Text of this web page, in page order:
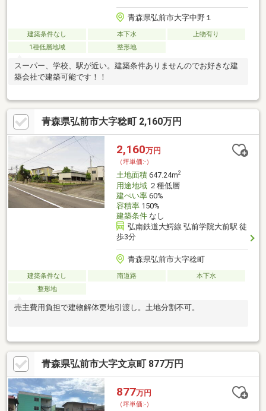
青森県弘前市大字中野１
建築条件なし 本下水
上物有り
1種低層地域
整形地
スーパー、学校、駅が近い。建築条件ありませんのでお好きな建
築会社で建築可能です！！
青森県弘前市大字稔町 2,160万円
2,160万円
（坪単価:-）
土地面積647.24m2
用途地域２種低層
建ぺい率60%
容積率150%
建築条件なし
弘南鉄道大鰐線 弘前学院大前駅 徒
歩3分
青森県弘前市大字稔町
建築条件なし 南道路
本下水
整形地
売主費用負担で建物解体更地引渡し。土地分割不可。
青森県弘前市大字文京町 877万円
877万円
（坪単価:-）